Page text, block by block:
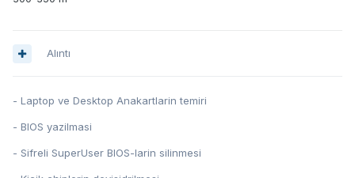
Alıntı
- Laptop ve Desktop Anakartlarin temiri
- BIOS yazilmasi
- Sifreli SuperUser BIOS-larin silinmesi